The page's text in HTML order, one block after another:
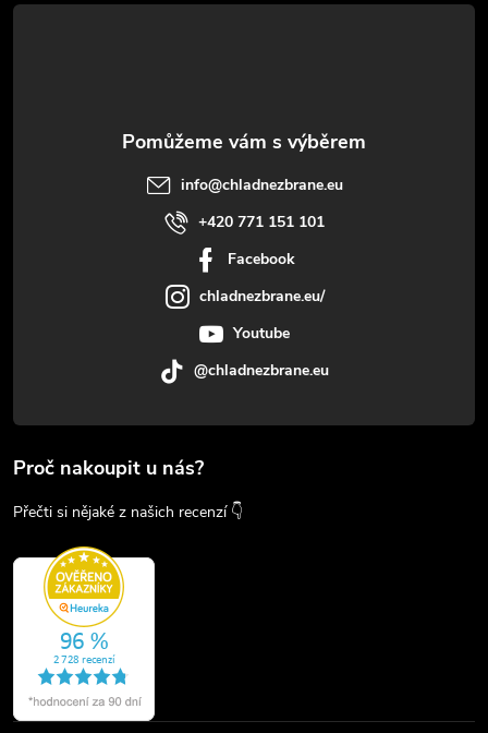
info@chladnezbrane.eu
+420 771 151 101
Facebook
chladnezbrane.eu/
Youtube
@chladnezbrane.eu
Proč nakoupit u nás?
Přečti si nějaké z našich recenzí 👇